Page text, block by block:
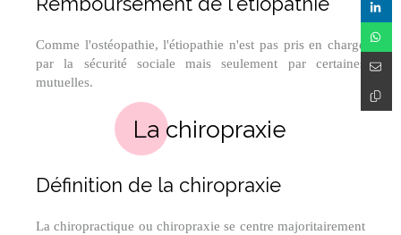
Comme l'ostéopathie, l'étiopathie n'est pas pris en charge
par la sécurité sociale mais seulement par certaines
mutuelles.
La chiropraxie
Définition de la chiropraxie
La chiropractique ou chiropraxie se centre majoritairement